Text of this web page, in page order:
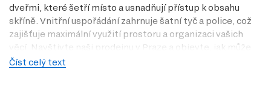
dveřmi, které šetří místo a usnadňují přístup k obsahu
skříně. Vnitřní uspořádání zahrnuje šatní tyč a police, což
zajišťuje maximální využití prostoru a organizaci vašich
věcí. Navštivte naši prodejnu v Praze a objevte, jak může
tato skříň obohatit váš domov. Na Dubok.cz se snažíme o
Číst celý text